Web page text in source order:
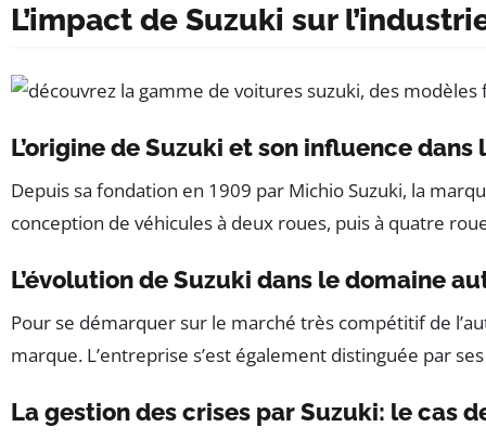
L’impact de Suzuki sur
L’origine de Suzuki et son influence
Depuis sa fondation en 1909 par Michio Suzuki, la
conception de véhicules à deux roues, puis à quatre
L’évolution de Suzuki dans le domaine
Pour se démarquer sur le marché très compétitif de
marque. L’entreprise s’est également distinguée par
La gestion des crises par Suzuki: le cas